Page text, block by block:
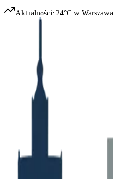
Aktualności: 24°C w Warszawa